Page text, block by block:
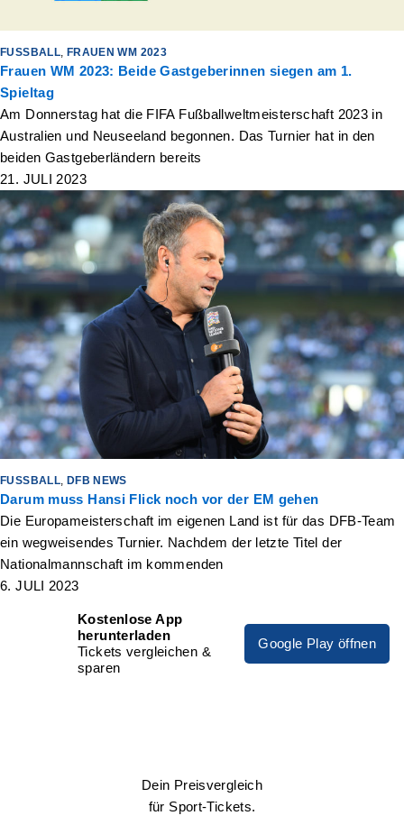
FUSSBALL FRAUEN WM 2023
Frauen WM 2023: Beide Gastgeberinnen siegen am 1.
Spieltag
Am Donnerstag hat die FIFA Fußballweltmeisterschaft 2023 in
Australien und Neuseeland begonnen. Das Turnier hat in den
beiden Gastgeberländern bereits
21. JULI 2023
FUSSBALL , DFB NEWS
Darum muss Hansi Flick noch vor der EM gehen
Die Europameisterschaft im eigenen Land ist für das DFB-Team
ein wegweisendes Turnier. Nachdem der letzte Titel der
Nationalmannschaft im kommenden
6. JULI 2023
Kostenlose App
herunterladen
Tickets vergleichen &
sparen
Google Play öffnen
Dein Preisvergleich
für Sport-Tickets.